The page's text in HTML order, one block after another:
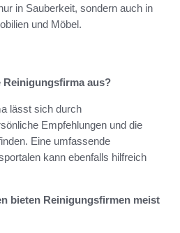
in Sauberkeit, sondern auch in
und Möbel.
Reinigungsfirma aus?
lässt sich durch
Empfehlungen und die
Eine umfassende
kann ebenfalls hilfreich
bieten Reinigungsfirmen meist